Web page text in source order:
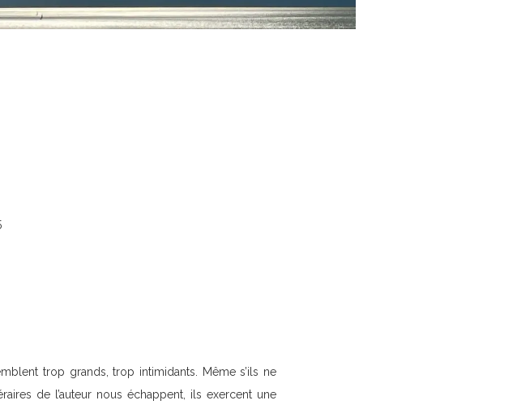
trop grands, trop intimidants. Même s’ils ne
de l’auteur nous échappent, ils exercent une